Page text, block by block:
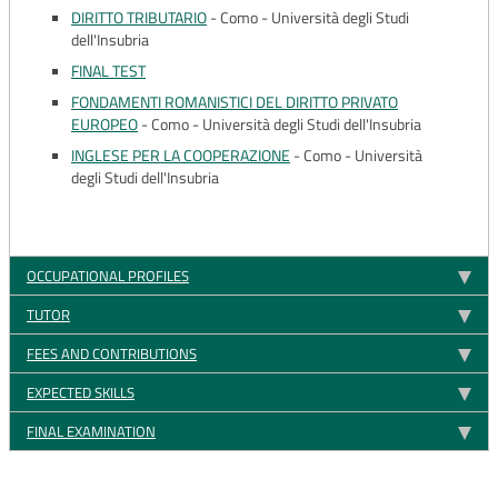
DIRITTO TRIBUTARIO-Como - Università degli Studi
dell'Insubria
FINAL TEST
FONDAMENTI ROMANISTICI DEL DIRITTO PRIVATO
EUROPEO-Como - Università degli Studi dell'Insubria
INGLESE PER LA COOPERAZIONE -Como - Università
degli Studi dell'Insubria
OCCUPATIONAL PROFILES
TUTOR
FEES AND CONTRIBUTIONS
EXPECTED SKILLS
FINAL EXAMINATION